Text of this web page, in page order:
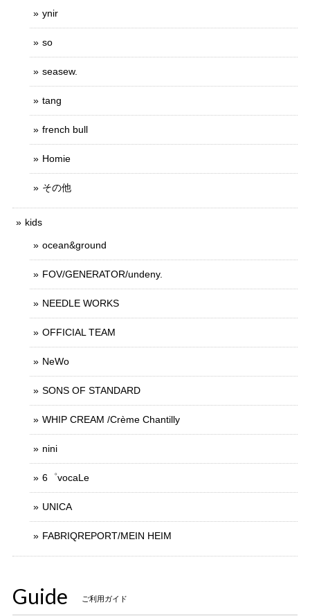
ynir
so
seasew.
tang
french bull
Homie
その他
kids
ocean&ground
FOV/GENERATOR/undeny.
NEEDLE WORKS
OFFICIAL TEAM
NeWo
SONS OF STANDARD
WHIP CREAM /Crème Chantilly
nini
6゜vocaLe
UNICA
FABRIQREPORT/MEIN HEIM
Guide ご利用ガイド